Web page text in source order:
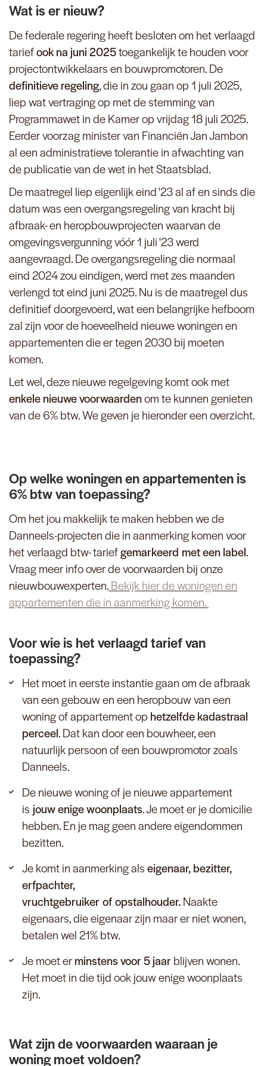
Wat is er nieuw?
De federale regering heeft besloten om het verlaagd
tariefook na juni 2025toegankelijk te houden voor
projectontwikkelaars en bouwpromotoren. De
definitieve regeling, die in zou gaan op 1 juli 2025,
liep wat vertraging op met de stemming van
Programmawet in de Kamer op vrijdag 18 juli 2025.
Eerder voorzag minister van Financiën Jan Jambon
al een administratieve tolerantie in afwachting van
de publicatie van de wet in het Staatsblad.
De maatregel liep eigenlijk eind '23 al af en sinds die
datum was een overgangsregeling van kracht bij
afbraak- en heropbouwprojecten waarvan de
omgevingsvergunning vóór 1 juli '23 werd
aangevraagd. De overgangsregeling die normaal
eind 2024 zou eindigen, werd met zes maanden
verlengd tot eind juni 2025. Nu is de maatregel dus
definitief doorgevoerd, wat een belangrijke hefboom
zal zijn voor de hoeveelheid nieuwe woningen en
appartementen die er tegen 2030 bij moeten
komen.
Let wel, deze nieuwe regelgeving komt ook met
enkele nieuwe voorwaardenom te kunnen genieten
van de 6% btw. We geven je hieronder een overzicht.
Op welke woningen en appartementen is
6% btw van toepassing?
Om het jou makkelijk te maken hebben we de
Danneels-projecten die in aanmerking komen voor
het verlaagd btw- tariefgemarkeerd met een label.
Vraag meer info over de voorwaarden bij onze
nieuwbouwexperten.Bekijk hier de woningen en
appartementen die in aanmerking komen.
Voor wie is het verlaagd tarief van
toepassing?
Het moet in eerste instantie gaan om de afbraak
van een gebouw en een heropbouw van een
woning of appartement op hetzelfde kadastraal
perceel. Dat kan door een bouwheer, een
natuurlijk persoon of een bouwpromotor zoals
Danneels.
De nieuwe woning of je nieuwe appartement
is jouw enige woonplaats. Je moet er je domicilie
hebben. En je mag geen andere eigendommen
bezitten.
Je komt in aanmerking alseigenaar, bezitter,
erfpachter,
vruchtgebruiker of opstalhouder.Naakte
eigenaars, die eigenaar zijn maar er niet wonen,
betalen wel 21% btw.
Je moet erminstens voor 5 jaar blijven wonen.
Het moet in die tijd ook jouw enige woonplaats
zijn.
Wat zijn de voorwaarden waaraan je
woning moet voldoen?